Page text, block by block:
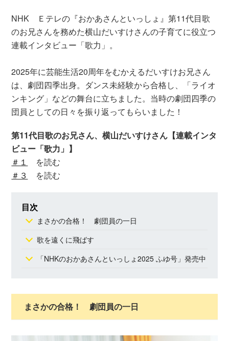
NHK Ｅテレの『おかあさんといっしょ』第11代目歌
のお兄さんを務めた横山だいすけさんの子育てに役立つ
連載インタビュー「歌力」。
2025年に芸能生活20周年をむかえるだいすけお兄さん
は、劇団四季出身。ダンス未経験から合格し、「ライオ
ンキング」などの舞台に立ちました。当時の劇団四季の
団員としての日々を振り返ってもらいました！
第11代目歌のお兄さん、横山だいすけさん【連載インタ
ビュー「歌力」】
＃１
を読む
＃３
を読む
目次
まさかの合格！ 劇団員の一日
歌を遠くに飛ばす
「NHKのおかあさんといっしょ2025 ふゆ号」発売中
まさかの合格！ 劇団員の一日